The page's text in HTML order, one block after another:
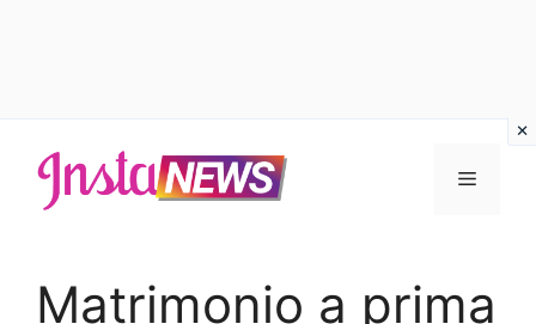
contenuto
Menu
Matrimonio a prima